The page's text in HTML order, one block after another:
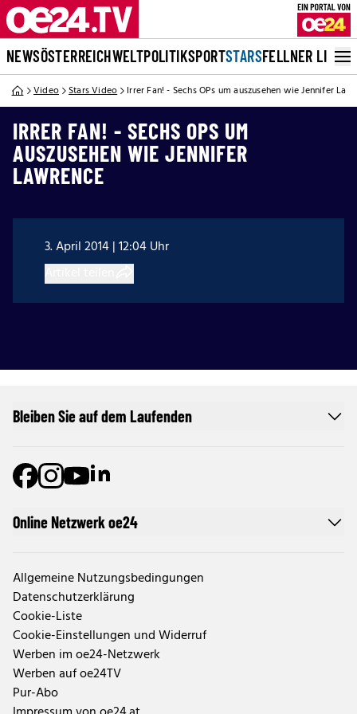
NEWSÖSTERREICHWELTPOLITIKSPORTSTARSFELLNER LIVE
Video Stars Video Irrer Fan! - Sechs OPs um auszusehen wie Jennifer
IRRER FAN! - SECHS OPS UM
AUSZUSEHEN WIE JENNIFER
LAWRENCE
3. April 2014 | 12:04 Uhr
Online Netzwerk oe24
Allgemeine Nutzungsbedingungen
Datenschutzerklärung
Cookie-Liste
Cookie-Einstellungen und Widerruf
Werben im oe24-Netzwerk
Werben auf oe24TV
Pur-Abo
Bleiben Sie auf dem Laufenden